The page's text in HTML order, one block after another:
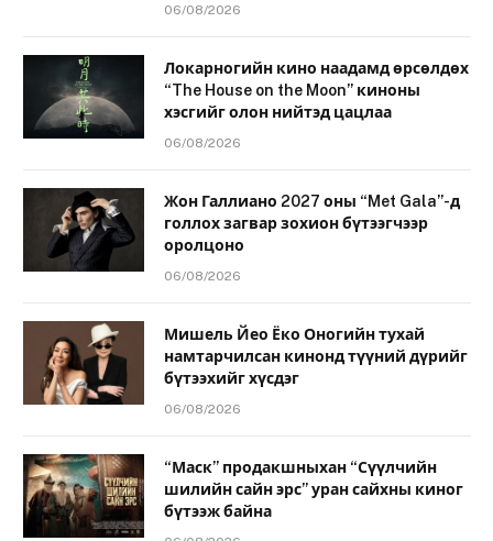
06/08/2026
Локарногийн кино наадамд өрсөлдөх
“The House on the Moon” киноны
хэсгийг олон нийтэд цацлаа
06/08/2026
Жон Галлиано 2027 оны “Met Gala”-д
голлох загвар зохион бүтээгчээр
оролцоно
06/08/2026
Мишель Йео Ёко Оногийн тухай
намтарчилсан кинонд түүний дүрийг
бүтээхийг хүсдэг
06/08/2026
“Маск” продакшныхан “Сүүлчийн
шилийн сайн эрс” уран сайхны киног
бүтээж байна